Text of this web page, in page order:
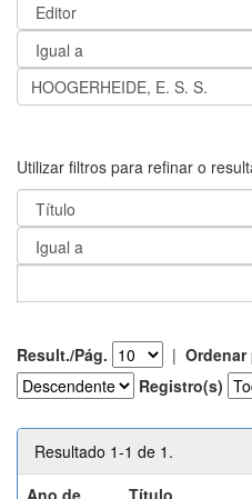
Utilizar filtros para refinar o
Result./Pág. | Ordenar
Registro(s)
Resultado 1-1 de 1.
Ano de
Título